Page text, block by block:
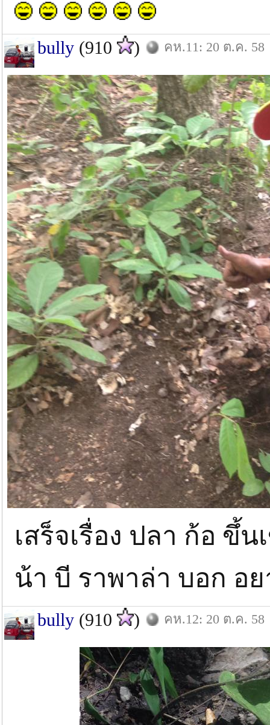
bully (910 ) คห.11: 20 ต.ค. 58
เสร็จเรื่อง ปลา ก้อ ขึ้
น้า บี ราพาล่า บอก อ
bully (910 ) คห.12: 20 ต.ค. 58